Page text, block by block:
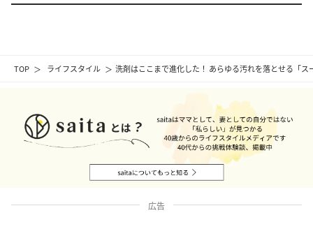
TOP ライフスタイル 洗剤はここまで進化した！ あらゆる汚れを落とせる「
広告